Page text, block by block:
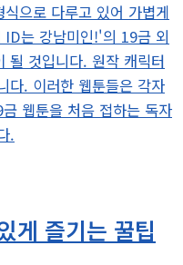
으로 다루고 있어 가볍게
는 강남미인!'의 19금 외
될 것입니다. 원작 캐릭터
다. 이러한 웹툰들은 각자
웹툰을 처음 접하는 독자
.
게 즐기는 꿀팁